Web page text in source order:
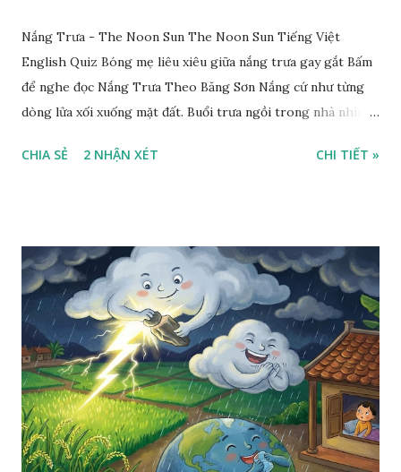
Nắng Trưa - The Noon Sun The Noon Sun Tiếng Việt
English Quiz Bóng mẹ liêu xiêu giữa nắng trưa gay gắt Bấm
để nghe đọc Nắng Trưa Theo Băng Sơn Nắng cứ như từng
dòng lửa xối xuống mặt đất. Buổi trưa ngồi trong nhà nhìn
CHIA SẺ 2 NHẬN XÉT CHI TIẾT »